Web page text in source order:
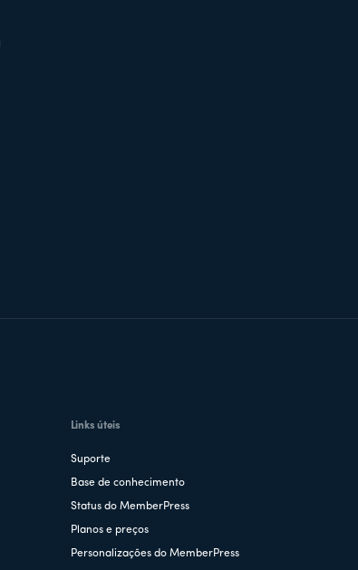
Links úteis
Suporte
Base de conhecimento
Status do MemberPress
Planos e preços
Personalizações do MemberPress